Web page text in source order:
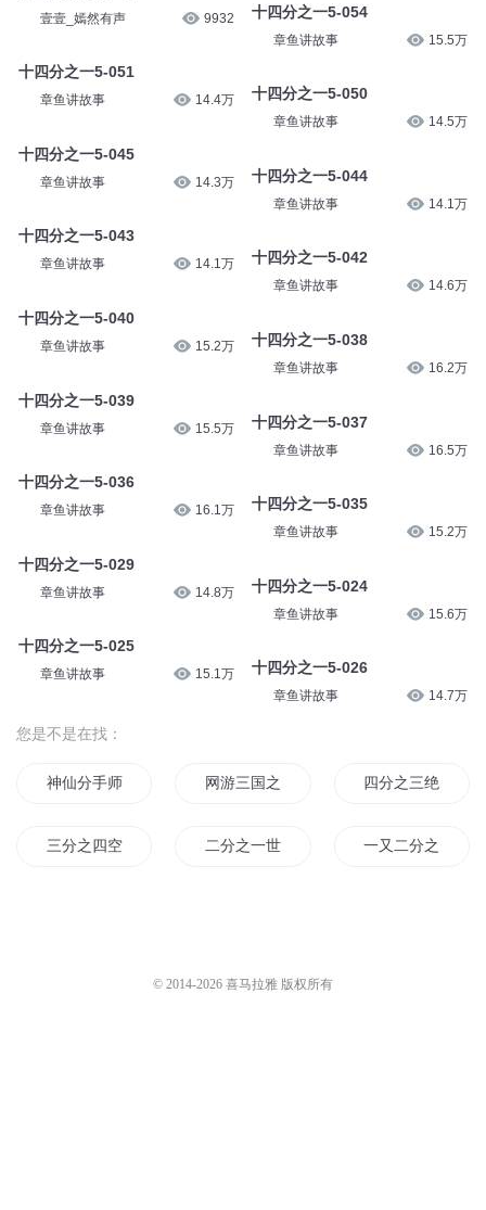
壹壹_嫣然有声 9932
十四分之一5-051
章鱼讲故事 14.4万
十四分之一5-045
章鱼讲故事 14.3万
十四分之一5-043
章鱼讲故事 14.1万
十四分之一5-040
章鱼讲故事 15.2万
十四分之一5-039
章鱼讲故事 15.5万
十四分之一5-036
章鱼讲故事 16.1万
十四分之一5-029
章鱼讲故事 14.8万
十四分之一5-025
章鱼讲故事 15.1万
十四分之一5-054
章鱼讲故事 15.5万
十四分之一5-050
章鱼讲故事 14.5万
十四分之一5-044
章鱼讲故事 14.1万
十四分之一5-042
章鱼讲故事 14.6万
十四分之一5-038
章鱼讲故事 16.2万
十四分之一5-037
章鱼讲故事 16.5万
十四分之一5-035
章鱼讲故事 15.2万
十四分之一5-024
章鱼讲故事 15.6万
十四分之一5-026
章鱼讲故事 14.7万
您是不是在找：
神仙分手师 网游三国之四分天下 四分之三绝世美男
三分之四空间 二分之一世界 一又二分之一的
© 2014-2026 喜马拉雅 版权所有